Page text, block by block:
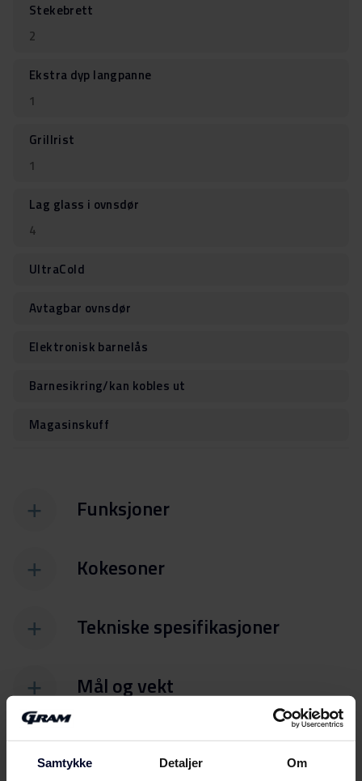
Samtykke Detaljer Om
Stekebrett
2
Ekstra dyp langpanne
1
Grillrist
1
Lag glass i ovnsdør
4
UltraCold
Avtagbar ovnsdør
Elektronisk barnelås
Barnesikring/kan kobles ut
Magasinskuff
Funksjoner
Kokesoner
Tekniske spesifikasjoner
Mål og vekt